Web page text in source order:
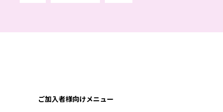
ご加入者様向けメニュー